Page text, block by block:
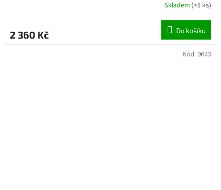
Skladem (>5 ks)
2 360 Kč Do košíku
Kód: 9643